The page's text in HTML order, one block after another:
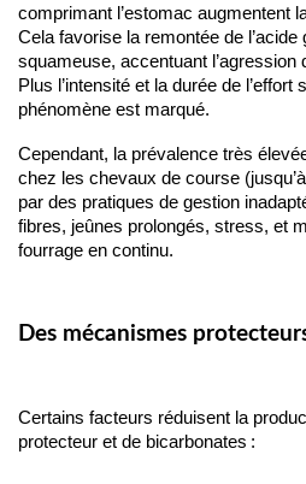
comprimant l’estomac augmentent
Cela favorise la remontée de
squameuse, accentuant l’agression
Plus l’intensité et la durée de
phénomène est marqué.
Cependant, la prévalence très
chez les chevaux de course
par des pratiques de gestion
fibres, jeûnes prolongés, stress, et
fourrage en continu.
Des mécanismes
Certains facteurs réduisent la
protecteur et de bicarbonates :